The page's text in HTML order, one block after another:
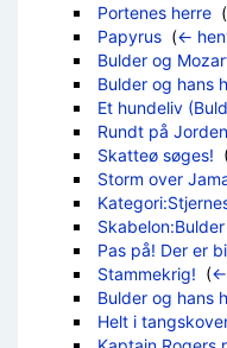
Portenes herre‎ (
Papyrus‎ (←
Bulder og
Bulder og hans
Et hundeliv
Rundt på Jorden
Skatteø søges!
Storm over
Pas på! Der er
Stammekrig! (←
Bulder og hans
Helt i